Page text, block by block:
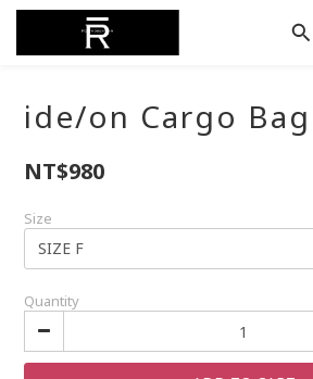
ide/on Cargo Bag
NT$980
Size
Quantity